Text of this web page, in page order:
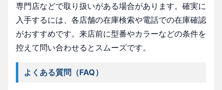
専門店などで取り扱いがある場合があります。確実に
入手するには、各店舗の在庫検索や電話での在庫確認
がおすすめです。来店前に型番やカラーなどの条件を
控えて問い合わせるとスムーズです。
よくある質問（FAQ）